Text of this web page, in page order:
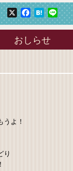
X Facebook
Hatena
Line
おしらせ
うよ！
り